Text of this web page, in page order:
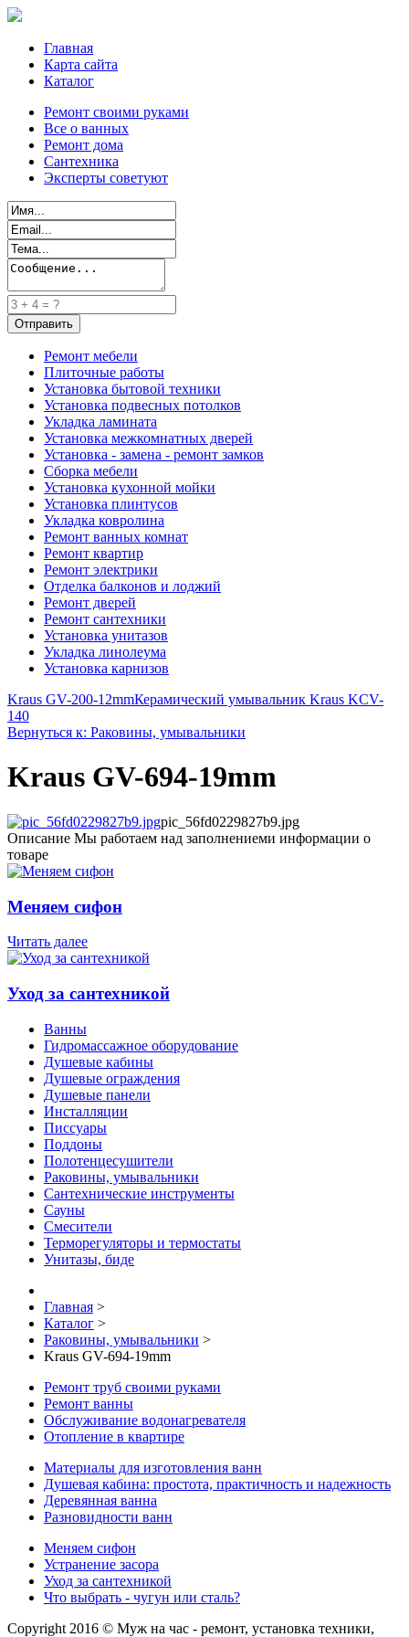
Главная
Карта сайта
Каталог
Ремонт своими руками
Все о ванных
Ремонт дома
Сантехника
Эксперты советуют
Ремонт мебели
Плиточные работы
Установка бытовой техники
Установка подвесных потолков
Укладка ламината
Установка межкомнатных дверей
Установка - замена - ремонт замков
Сборка мебели
Установка кухонной мойки
Установка плинтусов
Укладка ковролина
Ремонт ванных комнат
Ремонт квартир
Ремонт электрики
Отделка балконов и лоджий
Ремонт дверей
Ремонт сантехники
Установка унитазов
Укладка линолеума
Установка карнизов
Kraus GV-200-12mmКерамический умывальник Kraus KCV-
140
Вернуться к: Раковины, умывальники
Kraus GV-694-19mm
pic_56fd0229827b9.jpg
Описание Мы работаем над заполнениеми информации о
товаре
Меняем сифон
Читать далее
Уход за сантехникой
Ванны
Гидромассажное оборудование
Душевые кабины
Душевые ограждения
Душевые панели
Инсталляции
Писсуары
Поддоны
Полотенцесушители
Раковины, умывальники
Сантехнические инструменты
Сауны
Смесители
Терморегуляторы и термостаты
Унитазы, биде
Главная >
Каталог >
Раковины, умывальники >
Kraus GV-694-19mm
Ремонт труб своими руками
Ремонт ванны
Обслуживание водонагревателя
Отопление в квартире
Материалы для изготовления ванн
Душевая кабина: простота, практичность и надежность
Деревянная ванна
Разновидности ванн
Меняем сифон
Устранение засора
Уход за сантехникой
Что выбрать - чугун или сталь?
Copyright 2016 © Муж на час - ремонт, установка техники,